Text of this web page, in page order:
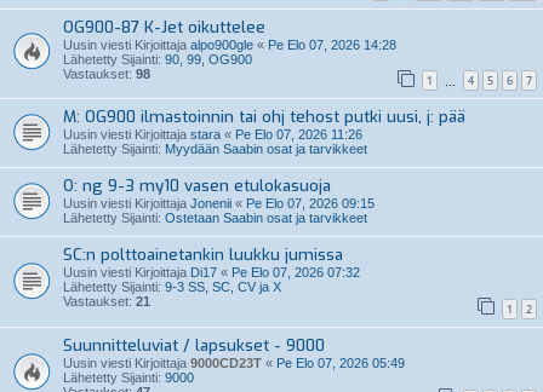
OG900-87 K-Jet oikuttelee
Uusin viesti Kirjoittaja alpo900gle « Pe Elo 07, 2026 14:28
Lähetetty Sijainti: 90, 99, OG900
Vastaukset: 98 1 4 5 6 7
M: OG900 ilmastoinnin tai ohj tehost putki uusi, j: pää
Uusin viesti Kirjoittaja stara « Pe Elo 07, 2026 11:26
Lähetetty Sijainti: Myydään Saabin osat ja tarvikkeet
O: ng 9-3 my10 vasen etulokasuoja
Uusin viesti Kirjoittaja Jonenii « Pe Elo 07, 2026 09:15
Lähetetty Sijainti: Ostetaan Saabin osat ja tarvikkeet
SC:n polttoainetankin luukku jumissa
Uusin viesti Kirjoittaja Di17 « Pe Elo 07, 2026 07:32
Lähetetty Sijainti: 9-3 SS, SC, CV ja X
Vastaukset: 21 1 2
Suunnitteluviat / lapsukset - 9000
Uusin viesti Kirjoittaja 9000CD23T « Pe Elo 07, 2026 05:49
Lähetetty Sijainti: 9000